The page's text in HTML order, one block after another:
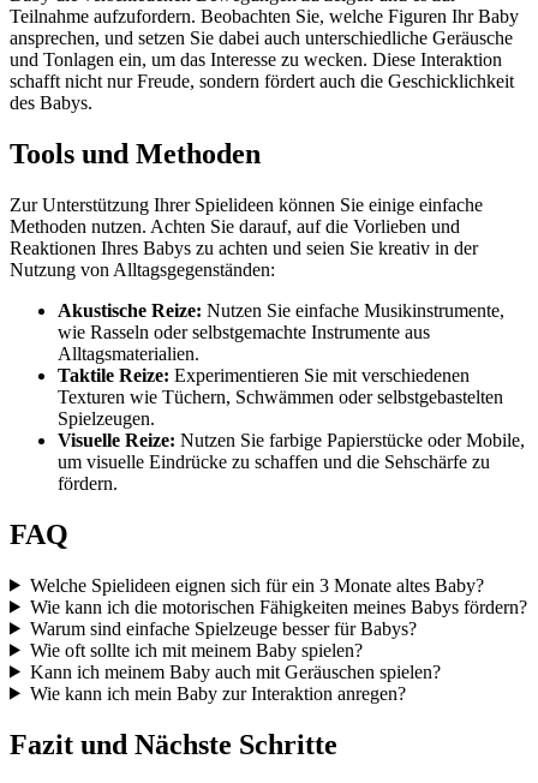
Teilnahme aufzufordern. Beobachten Sie, welche Figuren Ihr Baby
ansprechen, und setzen Sie dabei auch unterschiedliche Geräusche
und Tonlagen ein, um das Interesse zu wecken. Diese Interaktion
schafft nicht nur Freude, sondern fördert auch die Geschicklichkeit
des Babys.
Tools und Methoden
Zur Unterstützung Ihrer Spielideen können Sie einige einfache
Methoden nutzen. Achten Sie darauf, auf die Vorlieben und
Reaktionen Ihres Babys zu achten und seien Sie kreativ in der
Nutzung von Alltagsgegenständen:
Akustische Reize: Nutzen Sie einfache Musikinstrumente,
wie Rasseln oder selbstgemachte Instrumente aus
Alltagsmaterialien.
Taktile Reize: Experimentieren Sie mit verschiedenen
Texturen wie Tüchern, Schwämmen oder selbstgebastelten
Spielzeugen.
Visuelle Reize: Nutzen Sie farbige Papierstücke oder Mobile,
um visuelle Eindrücke zu schaffen und die Sehschärfe zu
fördern.
FAQ
Welche Spielideen eignen sich für ein 3 Monate altes Baby?
Wie kann ich die motorischen Fähigkeiten meines Babys fördern?
Warum sind einfache Spielzeuge besser für Babys?
Wie oft sollte ich mit meinem Baby spielen?
Kann ich meinem Baby auch mit Geräuschen spielen?
Wie kann ich mein Baby zur Interaktion anregen?
Fazit und Nächste Schritte